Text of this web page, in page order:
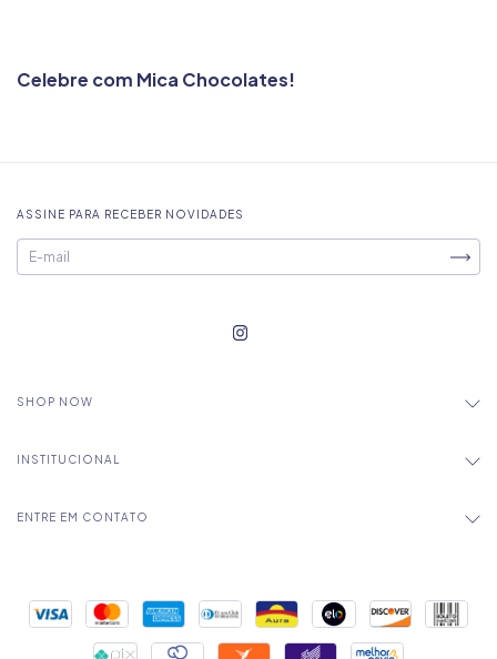
Celebre com Mica Chocolates!
ASSINE PARA RECEBER NOVIDADES
SHOP NOW
INSTITUCIONAL
ENTRE EM CONTATO